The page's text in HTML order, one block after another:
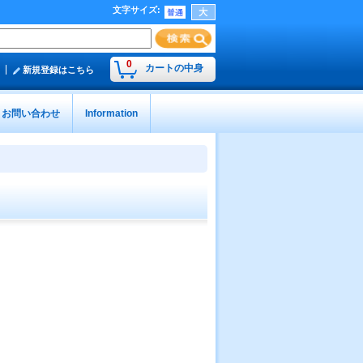
文字サイズ:
0 カートの中身
新規登録はこちら
お問い合わせ Information